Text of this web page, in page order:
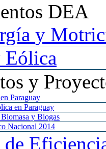
DEA
y
Eólica
y
Paraguay
en Paraguay
y Biogas
Nacional 2014
de